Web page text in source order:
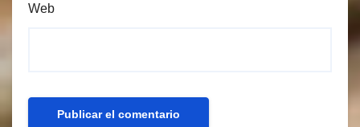
Web